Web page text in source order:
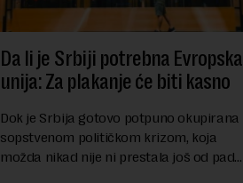
Da li je Srbiji potrebna Evropska
unija: Za plakanje će biti kasno
Dok je Srbija gotovo potpuno okupirana
sopstvenom političkom krizom, koja
možda nikad nije ni prestala još od pada